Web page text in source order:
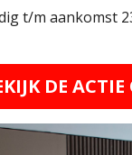
t/m aankomst
DE